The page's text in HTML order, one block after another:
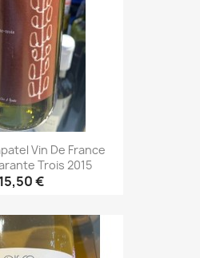
Vin De France
Trois 2015
15,50 €